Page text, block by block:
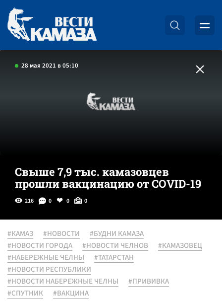
28 мая 2021 в 05:10
Свыше 7,9 тыс. камазовцев
прошли вакцинацию от COVID-19
216 0 0 0
#КАМАЗ #НОВОСТИ
#БУДНИ КАМАЗА
#НОВОСТИ ГОРОДА
#НОВОСТИ ЧЕЛНОВ
#КАМАЗОВЕЦ
#НАБЕРЕЖНЫЕ ЧЕЛНЫ
#ТАТАРСТАН
#НОВОСТИ РЕСПУБЛИКИ
#НОВОСТИ НАБЕРЕЖНЫЕ ЧЕЛНЫ
#ПРИВИВКА
#СПУТНИК
#ВАКЦИНА